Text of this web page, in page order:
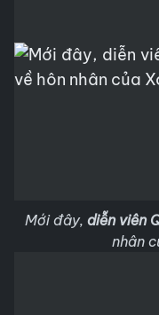
Mới đây, diễn viên
nhân